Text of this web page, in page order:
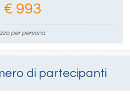
€ 993
per persona
di partecipanti